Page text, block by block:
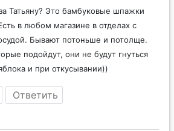
Татьяну? Это бамбуковые шпажки
в любом магазине в отделах с
Бывают потоньше и потолще.
подойдут, они не будут гнуться
и при откусывании))
Ответить